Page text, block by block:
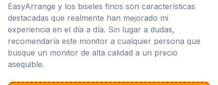
EasyArrange y los biseles finos son características
destacadas que realmente han mejorado mi
experiencia en el día a día. Sin lugar a dudas,
recomendaría este monitor a cualquier persona que
busque un monitor de alta calidad a un precio
asequible.